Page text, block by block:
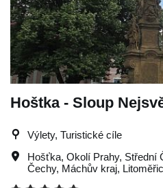
Hoštka - Sloup
Výlety, Turistické cíle
Hošťka, Okolí Prahy, Střední
Čechy, Máchův kraj,